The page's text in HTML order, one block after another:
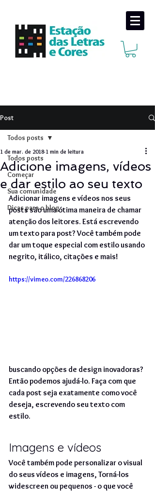
Post
Todos posts
Começar
Sua comunidade
Dicas para o blog
Todos posts
Adicione imagens, vídeos
e dar estilo ao seu texto
1 de mar. de 2018 1 min de leitura
Adicionar imagens e vídeos nos seus
posts são uma ótima maneira de chamar
atenção dos leitores. Está escrevendo
um texto para post? Você também pode
dar um toque especial com estilo usando
negrito, itálico, citações e mais!
https://vimeo.com/226868206
buscando opções de design inovadoras?
Então podemos ajudá-lo. Faça com que
cada post seja exatamente como você
deseja, escrevendo seu texto com
estilo.
Imagens e vídeos
Você também pode personalizar o visual
do seus vídeos e imagens, Torná-los
widescreen ou pequenos - o que você